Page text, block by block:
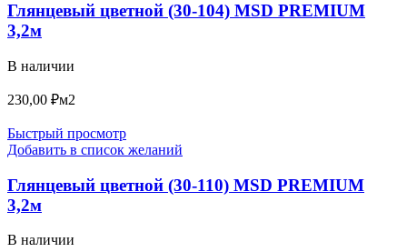
Глянцевый цветной (30-104) MSD PREMIUM
3,2м
В наличии
230,00 ₽м2
Быстрый просмотр
Добавить в список желаний
Глянцевый цветной (30-110) MSD PREMIUM
3,2м
В наличии